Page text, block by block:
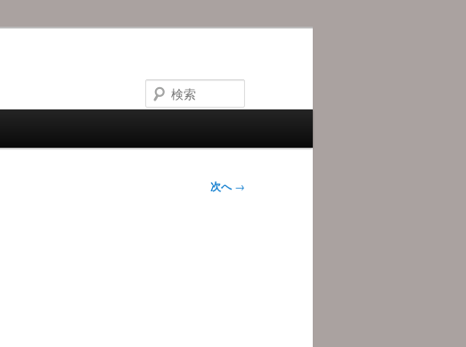
索
次へ→